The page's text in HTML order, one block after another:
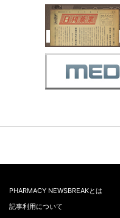
PHARMACY NEWSBREAKとは
記事利用について